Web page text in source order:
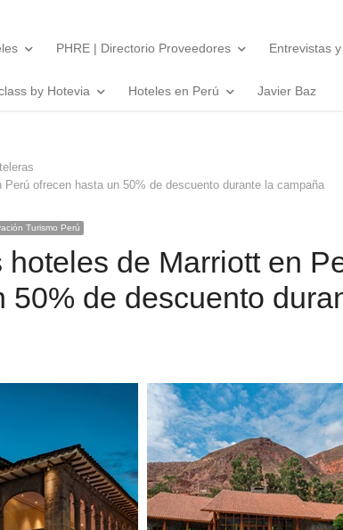
PHRE | Directorio Proveedores Entrevistas
by Hotevia Hoteles en Perú Javier Baz
ofrecen hasta un 50% de descuento durante la campaña
Turismo Perú
de Marriott en
50% de descuento